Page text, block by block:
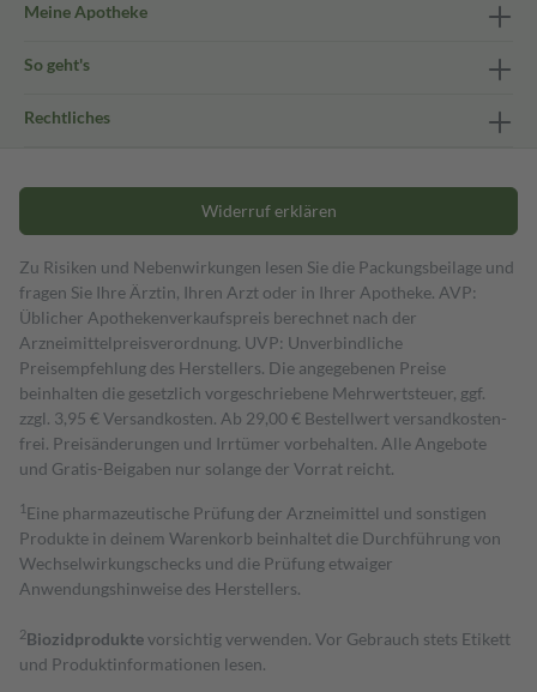
Meine Apotheke
So geht's
Rechtliches
Widerruf erklären
Zu Risiken und Nebenwirkungen lesen Sie die Packungsbeilage und
fragen Sie Ihre Ärztin, Ihren Arzt oder in Ihrer Apotheke. AVP:
Üblicher Apothekenverkaufspreis berechnet nach der
Arzneimittelpreisverordnung. UVP: Unverbindliche
Preisempfehlung des Herstellers. Die angegebenen Preise
beinhalten die gesetzlich vorgeschriebene Mehrwertsteuer, ggf.
zzgl. 3,95 € Versandkosten. Ab 29,00 € Bestell­wert versand­kosten­
frei. Preisänderungen und Irrtümer vorbehalten. Alle Angebote
und Gratis-Beigaben nur solange der Vorrat reicht.
1 Eine pharmazeutische Prüfung der Arzneimittel und sonstigen
Produkte in deinem Warenkorb beinhaltet die Durchführung von
Wechselwirkungschecks und die Prüfung etwaiger
Anwendungshinweise des Herstellers.
2Biozidproduktevorsichtig verwenden. Vor Gebrauch stets Etikett
und Produktinformationen lesen.